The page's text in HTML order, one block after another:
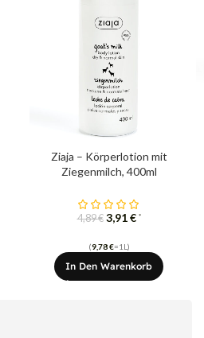
Ziaja – Körperlotion mit
Ziegenmilch, 400ml
4,89€ 3,91€ *
(9,78€=1L)
In Den Warenkorb